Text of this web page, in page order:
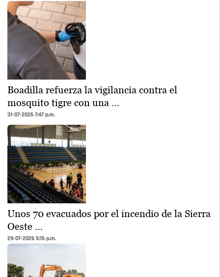
Boadilla refuerza la vigilancia contra el
mosquito tigre con una …
31-07-2026 7:47 p.m.
Unos 70 evacuados por el incendio de la Sierra
Oeste …
29-07-2026 5:15 p.m.